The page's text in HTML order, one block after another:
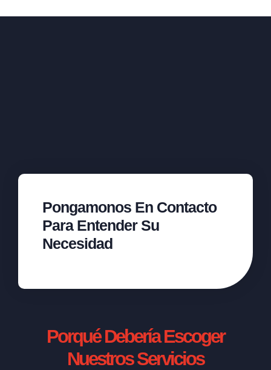
Pongamonos En Contacto
Para Entender Su
Necesidad
Porqué Debería Escoger
Nuestros Servicios